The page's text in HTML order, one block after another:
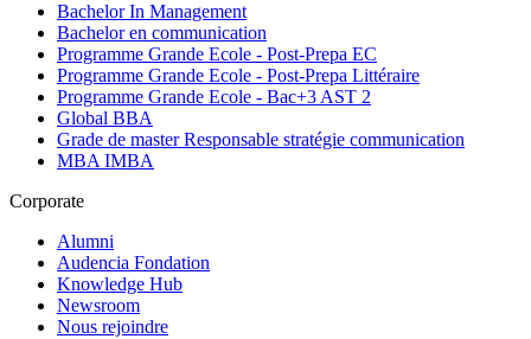
Bachelor In Management
Bachelor en communication
Programme Grande Ecole - Post-Prepa EC
Programme Grande Ecole - Post-Prepa Littéraire
Programme Grande Ecole - Bac+3 AST 2
Global BBA
Grade de master Responsable stratégie communication
MBA IMBA
Corporate
Alumni
Audencia Fondation
Knowledge Hub
Newsroom
Nous rejoindre